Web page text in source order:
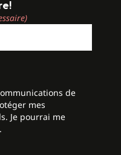
de
mes
Je pourrai me